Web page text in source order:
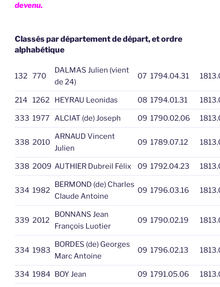
devenu.
Classés par département de départ, et ordre
alphabétique
132 770
DALMAS Julien (vient
de 24)
07 1794.04.31
214 1262 HEYRAU Leonidas 08 1794.01.31
333 1977 ALCIAT (de) Joseph 09 1790.02.06
338 2010
ARNAUD Vincent
Julien
09 1789.07.12
338 2009 AUTHIER Dubreil Félix 09 1792.04.23
334 1982
BERMOND (de) Charles
Claude Antoine
09 1796.03.16
339 2012
BONNANS Jean
François Luotier
09 1790.02.19
334 1983
BORDES (de) Georges
Marc Antoine
09 1796.02.13
334 1984 BOY Jean 09 1791.05.06